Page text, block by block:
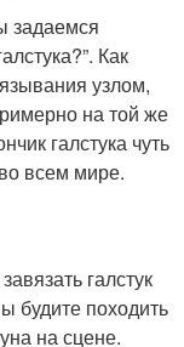
задаемся
Как
узлом,
на той же
галстука чуть
всем мире.
галстук
будите походить
на сцене.